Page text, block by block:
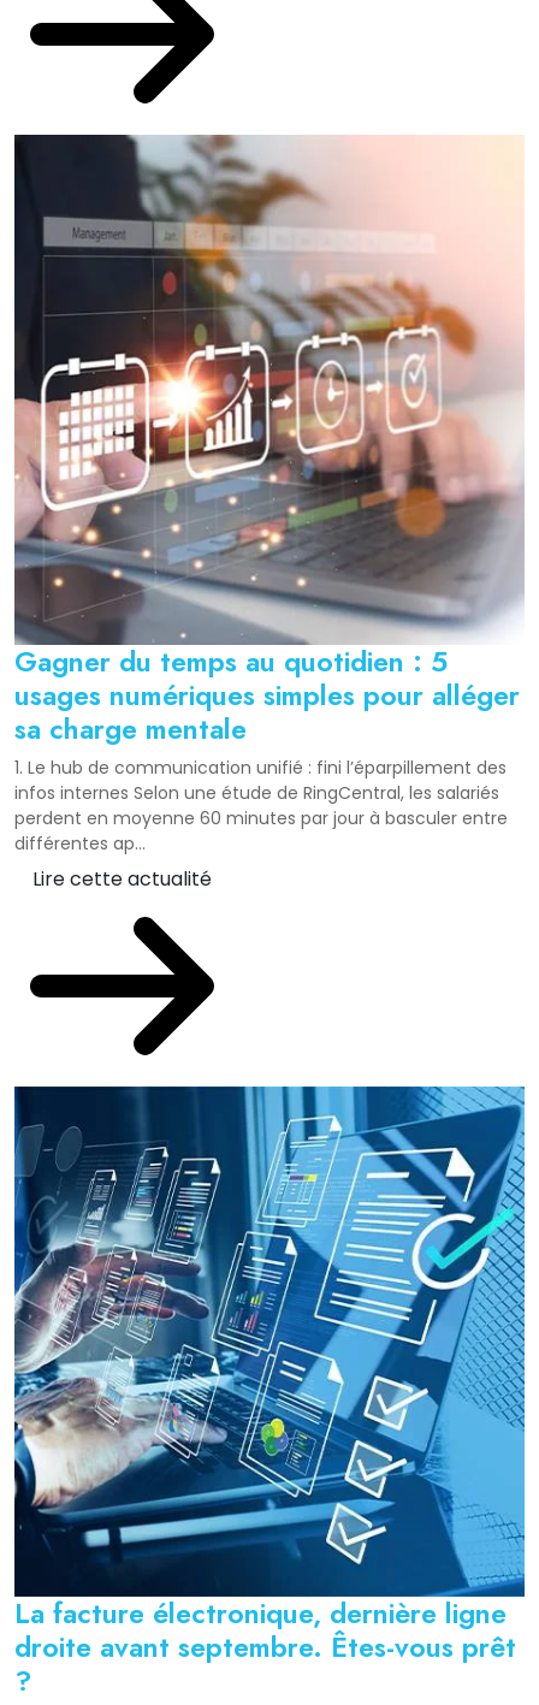
Gagner du temps au quotidien : 5
usages numériques simples pour alléger
sa charge mentale
1. Le hub de communication unifié : fini l’éparpillement des
infos internes Selon une étude de RingCentral, les salariés
perdent en moyenne 60 minutes par jour à basculer entre
différentes ap...
Lire cette actualité
La facture électronique, dernière ligne
droite avant septembre. Êtes-vous prêt
?